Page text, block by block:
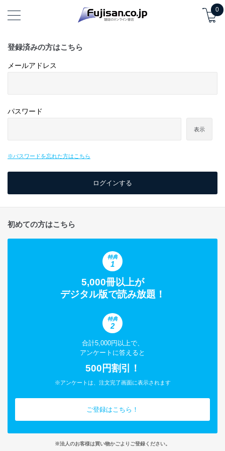
0
登録済みの方はこちら
メールアドレス
パスワード
表示
※パスワードを忘れた方はこちら
初めての方はこちら
特典
1
5,000冊以上が
デジタル版で読み放題！
特典
2
合計5,000円以上で、
アンケートに答えると
500円割引！
※アンケートは、注文完了画面に表示されます
ご登録はこちら！
※法人のお客様は買い物かごよりご登録ください。